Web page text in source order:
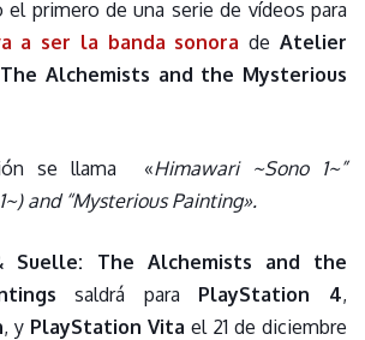
el primero de una serie de vídeos para
a ser la banda sonora deAtelier
Alchemists and the Mysterious
se llama «Himawari ~Sono 1~”
and “Mysterious Painting».
Suelle: The Alchemists and the
saldrá para PlayStation 4,
, y PlayStation Vita el 21 de diciembre